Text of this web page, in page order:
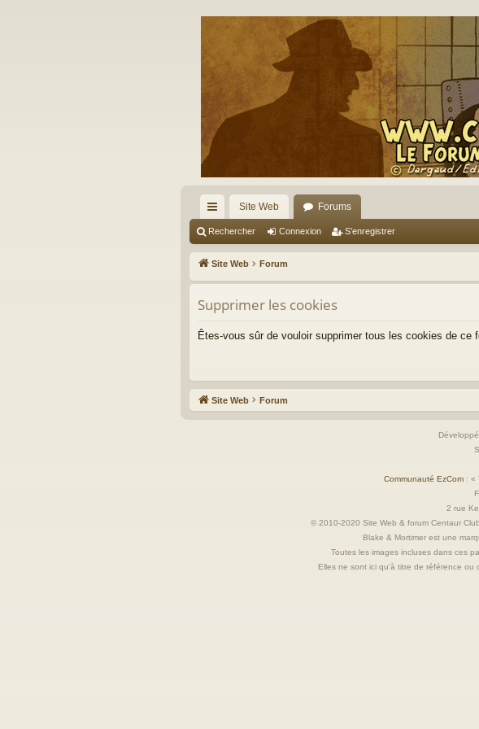
cc
ès
ra
pi
Site Web Forums
Rechercher Connexion S’enregistrer
Site Web Forum
Supprimer les cookies
Êtes-vous sûr de vouloir supprimer tous les cookies de ce
Site Web Forum
Communauté EzCom : «
2 rue
© 2010-2020 Site Web & forum Centaur
Blake & Mortimer est une
Toutes les images incluses dans ces
Elles ne sont ici qu'à titre de référence ou